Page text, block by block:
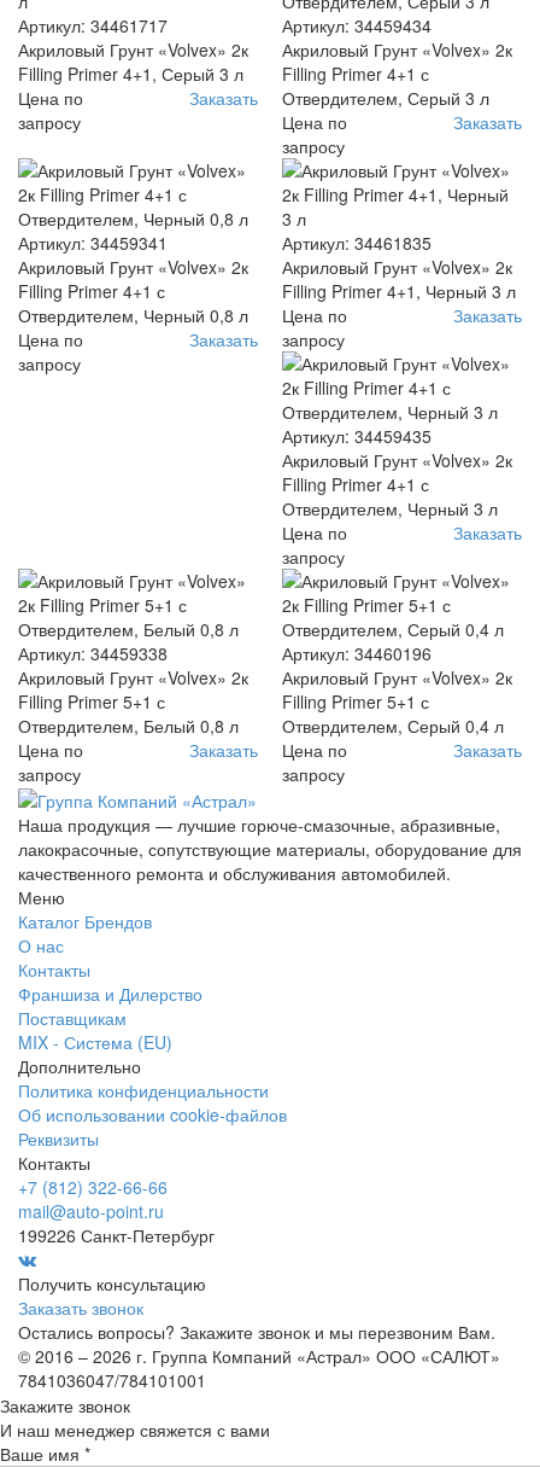
Артикул: 34461717
Акриловый Грунт «Volvex» 2к
Filling Primer 4+1, Серый 3 л
Цена по
запросу
Заказать
Артикул: 34459434
Акриловый Грунт «Volvex» 2к
Filling Primer 4+1 с
Отвердителем, Серый 3 л
Цена по
запросу
Заказать
Артикул: 34459341
Акриловый Грунт «Volvex» 2к
Filling Primer 4+1 с
Отвердителем, Черный 0,8 л
Цена по
запросу
Заказать
Артикул: 34461835
Акриловый Грунт «Volvex» 2к
Filling Primer 4+1, Черный 3 л
Цена по
запросу
Заказать
Артикул: 34459435
Акриловый Грунт «Volvex» 2к
Filling Primer 4+1 с
Отвердителем, Черный 3 л
Цена по
запросу
Заказать
Артикул: 34459338
Акриловый Грунт «Volvex» 2к
Filling Primer 5+1 с
Отвердителем, Белый 0,8 л
Цена по
запросу
Заказать
Артикул: 34460196
Акриловый Грунт «Volvex» 2к
Filling Primer 5+1 с
Отвердителем, Серый 0,4 л
Цена по
запросу
Заказать
Наша продукция — лучшие горюче-смазочные, абразивные,
лакокрасочные, сопутствующие материалы, оборудование для
качественного ремонта и обслуживания автомобилей.
Меню
Каталог Брендов
О нас
Контакты
Франшиза и Дилерство
Поставщикам
MIX - Система (EU)
Дополнительно
Политика конфиденциальности
Об использовании cookie-файлов
Реквизиты
Контакты
+7 (812) 322-66-66
mail@auto-point.ru
199226 Санкт-Петербург
Получить консультацию
Заказать звонок
Остались вопросы? Закажите звонок и мы перезвоним Вам.
© 2016 – 2026 г. Группа Компаний «Астрал» ООО «САЛЮТ»
7841036047/784101001
Закажите звонок
И наш менеджер свяжется с вами
Ваше имя *